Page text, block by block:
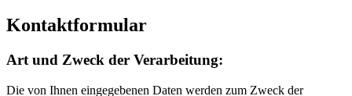
Kontaktformular
Art und Zweck der Verarbeitung:
Die von Ihnen eingegebenen Daten werden zum Zweck der